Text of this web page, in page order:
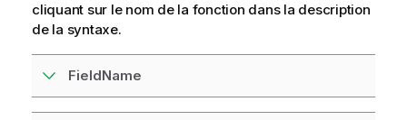
cliquant sur le nom de la fonction dans la description
de la syntaxe.
FieldName